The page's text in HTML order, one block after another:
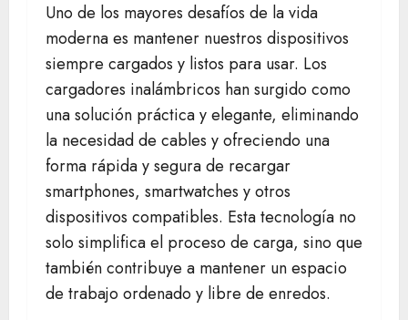
Uno de los mayores desafíos de la vida
moderna es mantener nuestros dispositivos
siempre cargados y listos para usar. Los
cargadores inalámbricos han surgido como
una solución práctica y elegante, eliminando
la necesidad de cables y ofreciendo una
forma rápida y segura de recargar
smartphones, smartwatches y otros
dispositivos compatibles. Esta tecnología no
solo simplifica el proceso de carga, sino que
también contribuye a mantener un espacio
de trabajo ordenado y libre de enredos.